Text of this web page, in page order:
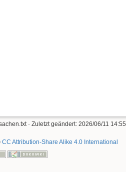
· Zuletzt geändert: 2026/06/11 14:55
CC Attribution-Share Alike 4.0 International